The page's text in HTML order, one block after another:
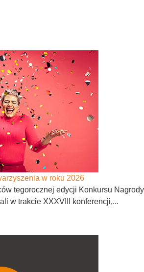
w roku 2026
tegorocznej edycji Konkursu
w trakcie XXXVIII konferencji,...